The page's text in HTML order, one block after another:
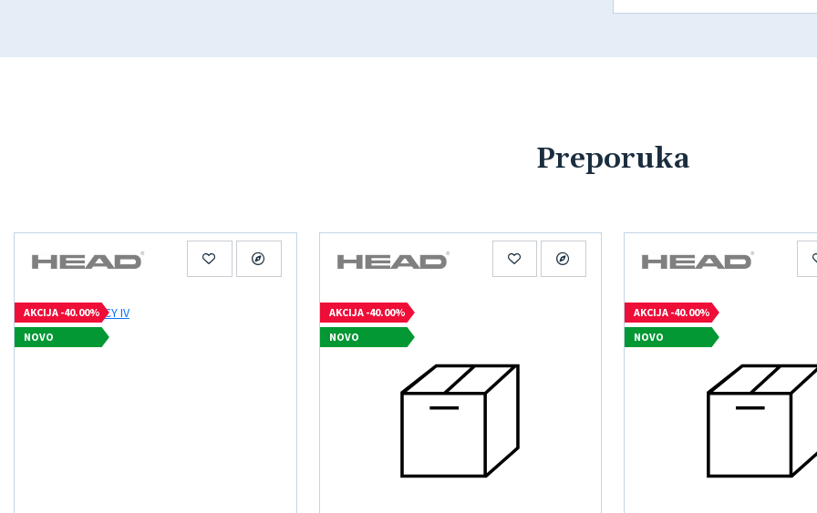
Preporuka
AKCIJA -40.00%
NOVO
AKCIJA -40.00%
NOVO
AKCIJA -40.00%
NOVO